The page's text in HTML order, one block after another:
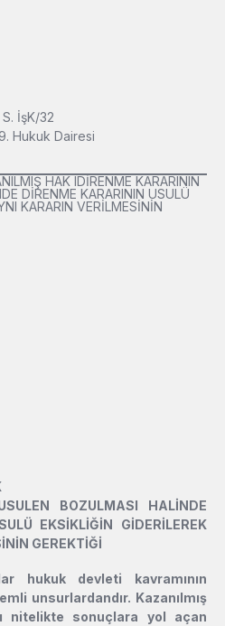
İşK/32
Hukuk Dairesi
HAK lDİRENME KARARININ
DİRENME KARARININ USULÜ
KARARIN VERİLMESİNİN
BOZULMASI HALİNDE
EKSİKLİĞİN GİDERİLEREK
GEREKTİĞİ
hukuk devleti kavramının
unsurlardandır. Kazanılmış
nitelikte sonuçlara yol açan